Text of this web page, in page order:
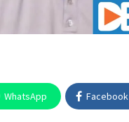
WhatsApp Facebook